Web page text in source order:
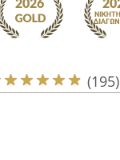
(195)